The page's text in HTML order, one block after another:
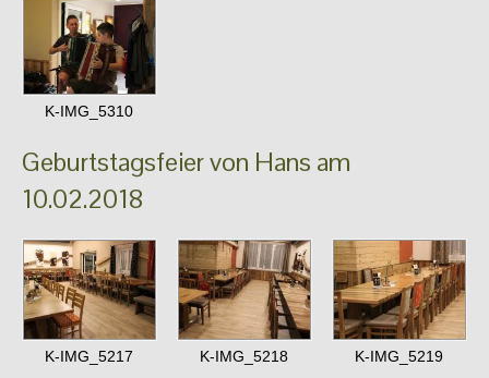
K-IMG_5310
Geburtstagsfeier von Hans am
10.02.2018
K-IMG_5217 K-IMG_5218 K-IMG_5219